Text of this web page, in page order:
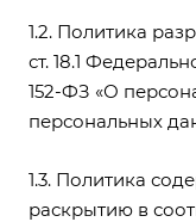
1.2. Политика
ст. 18.1
152-ФЗ «О
персональных
1.3. Политика
раскрытию в